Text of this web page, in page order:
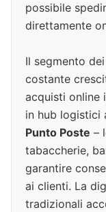
possibile
direttamente
Il segmento dei
costante
acquisti online
in hub logistici
Punto Poste –
tabaccherie,
garantire
ai clienti. La
tradizionali